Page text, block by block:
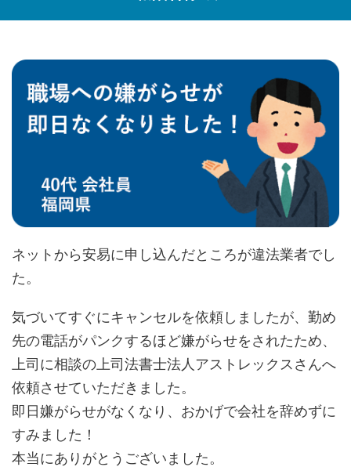
ネットから安易に申し込んだところが違法業者でし
た。
気づいてすぐにキャンセルを依頼しましたが、勤め
先の電話がパンクするほど嫌がらせをされたため、
上司に相談の上司法書士法人アストレックスさんへ
依頼させていただきました。
即日嫌がらせがなくなり、おかげで会社を辞めずに
すみました！
本当にありがとうございました。